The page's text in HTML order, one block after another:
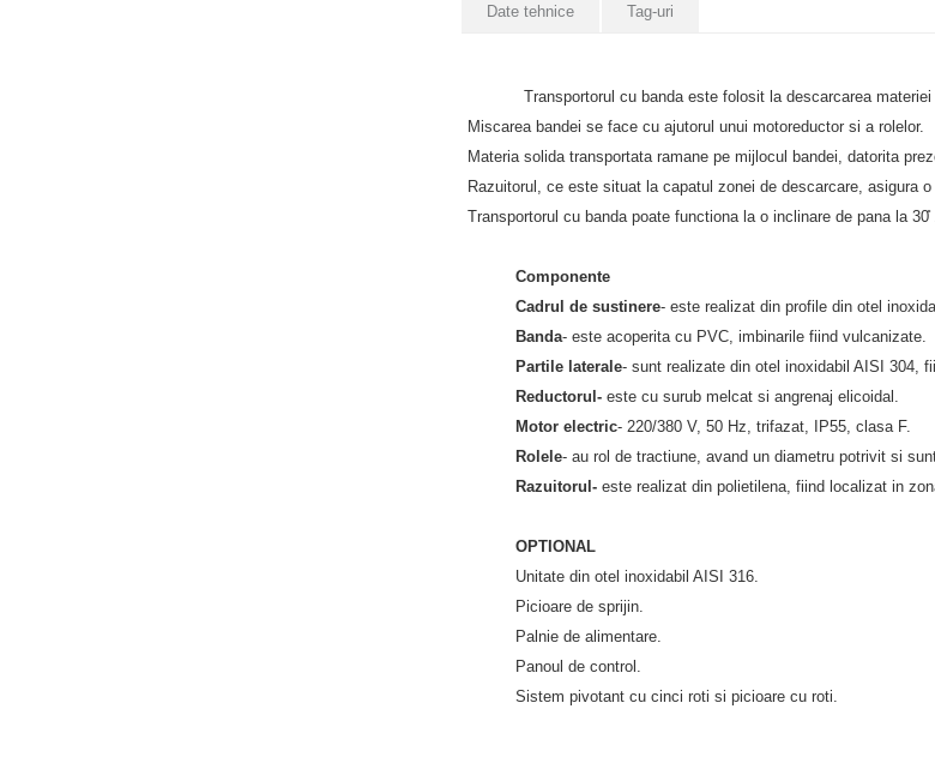
Date tehnice Tag-uri
Transportorul cu banda este folosit la descarcarea
Miscarea bandei se face cu ajutorul unui motoreductor si a rolelor.
Materia solida transportata ramane pe mijlocul bandei, datorita
Razuitorul, ce este situat la capatul zonei de descarcare, asigura o
Transportorul cu banda poate functiona la o inclinare de pana la 30̊ .
Componente
Cadrul de sustinere- este realizat din profile din otel
Banda- este acoperita cu PVC, imbinarile fiind vulcanizate.
Partile laterale- sunt realizate din otel inoxidabil AISI 304,
Reductorul- este cu surub melcat si angrenaj elicoidal.
Motor electric- 220/380 V, 50 Hz, trifazat, IP55, clasa F.
Rolele- au rol de tractiune, avand un diametru potrivit si
Razuitorul-este realizat din polietilena, fiind localizat in
OPTIONAL
Unitate din otel inoxidabil AISI 316.
Picioare de sprijin.
Palnie de alimentare.
Panoul de control.
Sistem pivotant cu cinci roti si picioare cu roti.